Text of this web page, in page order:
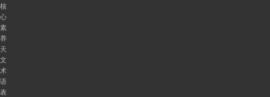
核
心
素
养
天
文
术
语
表